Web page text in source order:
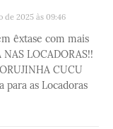
de 2025 às 09:46
êxtase com mais
LOCADORAS!!
CUCU
para as Locadoras